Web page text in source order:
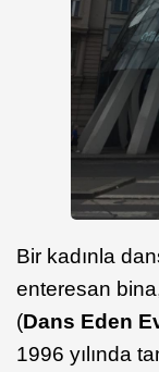
Bir kadınla
enteresan
(Dans Eden
1996 yılında